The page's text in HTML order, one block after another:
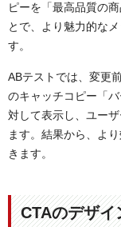
ピーを「最高品質の
とで、より魅力的な
す。
ABテストでは、変更
のキャッチコピー「
対して表示し、ユー
ます。結果から、よ
きます。
CTAのデザイ